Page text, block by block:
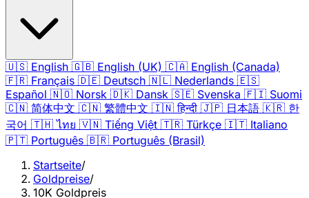
🇺🇸 English 🇬🇧 English (UK) 🇨🇦 English (Canada)
🇫🇷 Français 🇩🇪 Deutsch 🇳🇱 Nederlands 🇪🇸
Español 🇳🇴 Norsk 🇩🇰 Dansk 🇸🇪 Svenska 🇫🇮 Suomi
🇨🇳 简体中文 🇨🇳 繁體中文 🇮🇳 हिन्दी 🇯🇵 日本語 🇰🇷 한
국어 🇹🇭 ไทย 🇻🇳 Tiếng Việt 🇹🇷 Türkçe 🇮🇹 Italiano
🇵🇹 Português 🇧🇷 Português (Brasil)
Startseite/
Goldpreise/
10K Goldpreis